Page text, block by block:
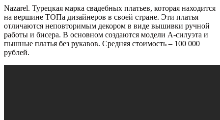
Nazarel. Турецкая марка свадебных платьев, которая находится
на вершине ТОПа дизайнеров в своей стране. Эти платья
отличаются неповторимым декором в виде вышивки ручной
работы и бисера. В основном создаются модели А-силуэта и
пышные платья без рукавов. Средняя стоимость – 100 000
рублей.